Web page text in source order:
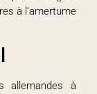
à l’amertume
allemandes à